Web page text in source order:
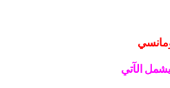
الآتي